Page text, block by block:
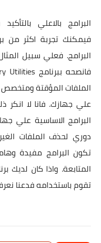
البرامج بالاعلي
فيمكنك تجربة اكثر من
البرامج. فعلي سبيل
البرامج الاساسية علي
دوري لحذف الملفات
تكون البرامج مفيدة
المتابعة. واذا كان لديك
تقوم باستخدامه فدعنا